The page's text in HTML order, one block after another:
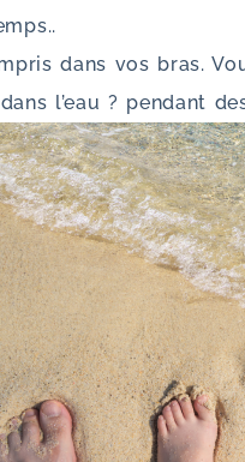
dans vos bras.
l’eau ? pendant